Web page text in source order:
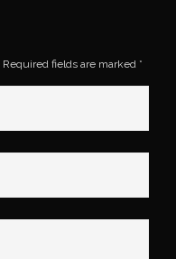
Required fields are marked *